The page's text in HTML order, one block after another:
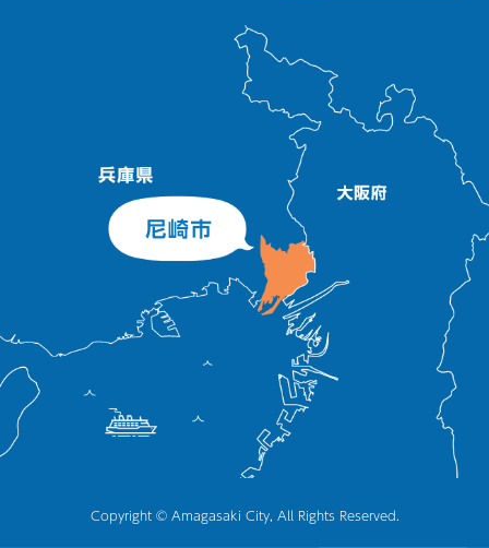
Copyright © Amagasaki City, All Rights Reserved.